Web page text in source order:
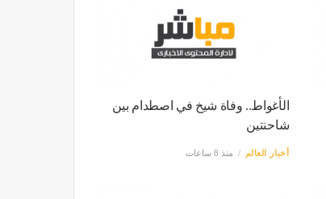
الأغواط.. وفاة شيخ في اصطدام بين
شاحنتين
أخبار العالم منذ 8 ساعات